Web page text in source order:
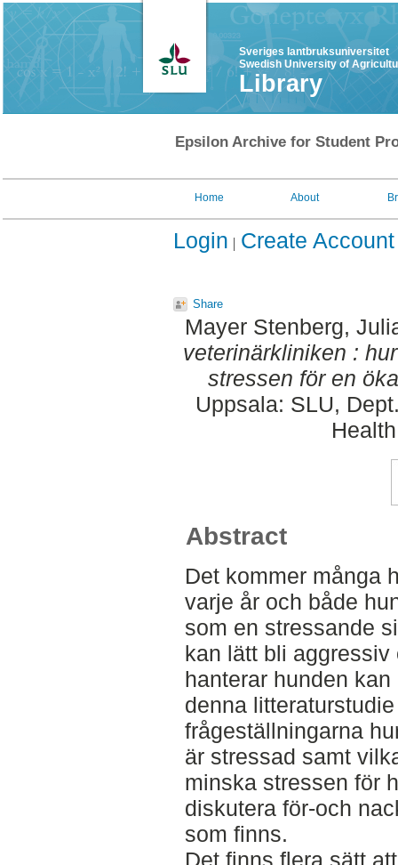
Sveriges lantbruksuniversitet
Swedish University of
Library
Epsilon Archive for Student
Home About
Login Create Account
Share
Mayer Stenberg,
veterinärkliniken :
stressen för en
Uppsala: SLU,
Abstract
Det kommer många
varje år och både
som en stressande
kan lätt bli
hanterar hunden
denna
frågeställningarna
är stressad samt
minska stressen för
diskutera för-och
som finns.
Det finns flera sätt